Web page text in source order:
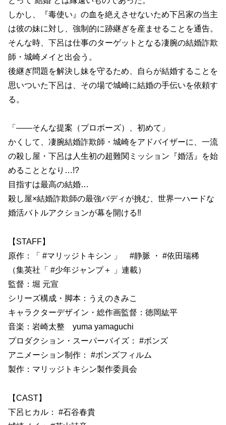
しかし、『毒使い』の血を絶えさせないため下呂家の当主
は彼の妹に対し、強制的に跡継ぎを産ませることを通告。
そんな時、下呂は仕事のターゲットとなる凄腕の結婚詐欺
師・城崎メイと出会う。
後継ぎ問題を解決し妹を守るため、自らが結婚することを
思いついた下呂は、その場で城崎に結婚の手伝いを依頼す
る。
「――そんな提案（プロポーズ）、初めて」
かくして、凄腕結婚詐欺師・城崎をアドバイザーに、一流
の殺し屋・下呂は人生初の超難関ミッション『婚活』を始
めることとなり…!?
目指すは最高の結婚…
殺し屋×結婚詐欺師の最強バディが挑む、世界一ハードな
婚活バトルアクションが幕を開ける‼︎
【STAFF】
原作：「 #マリッジトキシン 」 #静脈 ・ #依田瑞稀
（集英社「 #少年ジャンプ＋ 」連載）
監督：堀 元宣
シリーズ構成・脚本：うえのきみこ
キャラクターデザイン・総作画監督：徳岡紘平
音楽：岩崎太整 yuma yamaguchi
プロダクション・スーパーバイズ： #ボンズ
アニメーション制作： #ボンズフィルム
製作：マリッジトキシン製作委員会
【CAST】
下呂ヒカル： #石谷春貴